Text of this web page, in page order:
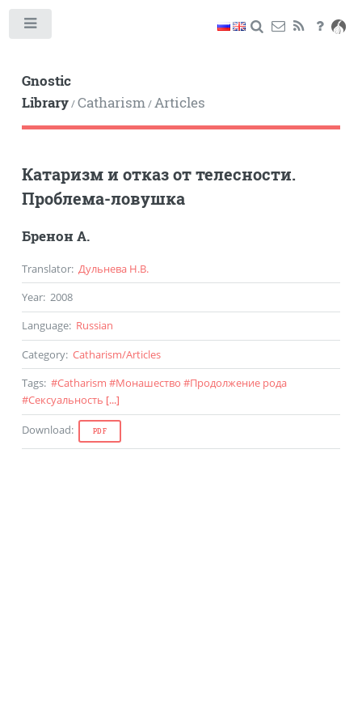
Gnostic
Library/Catharism/Articles
Катаризм и отказ от телесности.
Проблема-ловушка
Бренон А.
Translator: Дульнева Н.В.
Year: 2008
Language: Russian
Category: Catharism/Articles
Tags: #Catharism #Монашество #Продолжение рода
#Сексуальность [...]
Download: PDF